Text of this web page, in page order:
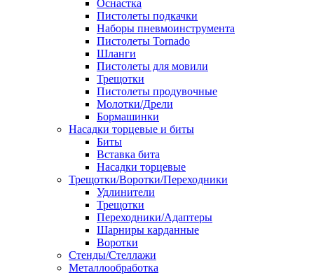
Оснастка
Пистолеты подкачки
Наборы пневмоинструмента
Пистолеты Tornado
Шланги
Пистолеты для мовили
Трещотки
Пистолеты продувочные
Молотки/Дрели
Бормашинки
Насадки торцевые и биты
Биты
Вставка бита
Насадки торцевые
Трещотки/Воротки/Переходники
Удлинители
Трещотки
Переходники/Адаптеры
Шарниры карданные
Воротки
Стенды/Стеллажи
Металлообработка